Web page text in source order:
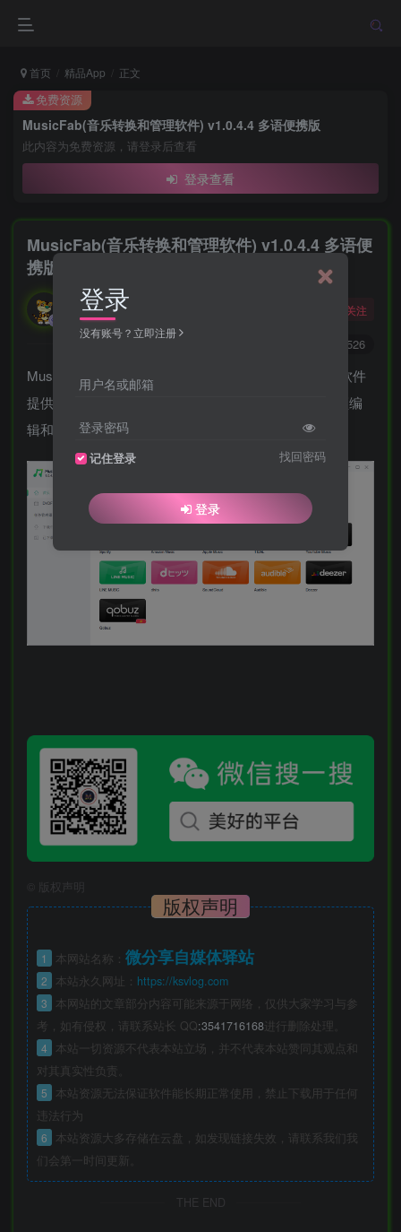
首页 精品App 正文
MusicFab(音乐转换和管理软件) v1.0.4.4 多语便携版
此内容为免费资源，请登录后查看
登录查看
免费资源
MusicFab(音乐转换和管理软件) v1.0.4.4 多语便
携版
勇敢的大野狼
酒醒只在花前坐，酒醉还来花下眠。
关注
4526
MusicFab是一款功能全面的音乐转换和管理软件。该软件
提供了多种功能，包括音频文件转换、音频提取、音频编
辑和音频管理等。
版权声明
版权声明
1 本网站名称： 微分享自媒体驿站
2 本站永久网址： https://ksvlog.com
3
本网站的文章部分内容可能来源于网络，仅供大家学习与参
考，如有侵权，请联系站长 QQ:3541716168进行删除处理。
4
本站一切资源不代表本站立场，并不代表本站赞同其观点和
对其真实性负责。
5
本站资源无法保证软件能长期正常使用，禁止下载用于任何
违法行为
6
本站资源大多存储在云盘，如发现链接失效，请联系我们我
们会第一时间更新。
THE END
登录
没有账号？立即注册
用户名或邮箱
登录密码
记住登录 找回密码
登录